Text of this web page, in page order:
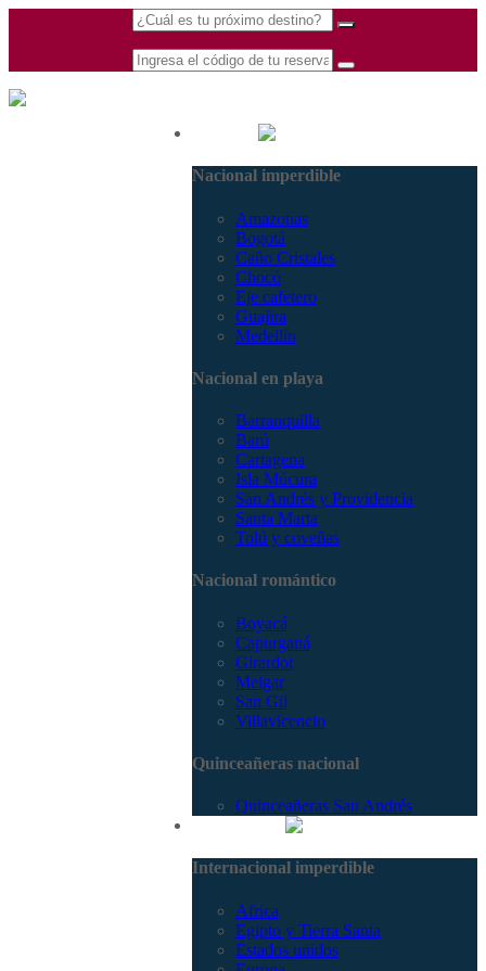
Nacional imperdible
Amazonas
Bogotá
Caño Cristales
Chocó
Eje cafetero
Guajira
Medellín
Nacional en playa
Barranquilla
Barú
Cartagena
Isla Múcura
San Andrés y Providencia
Santa Marta
Tolú y coveñas
Nacional romántico
Boyacá
Capurganá
Girardot
Melgar
San Gil
Villavicencio
Quinceañeras nacional
Quinceañeras San Andrés
Internacional imperdible
Africa
Egipto y Tierra Santa
Estados unidos